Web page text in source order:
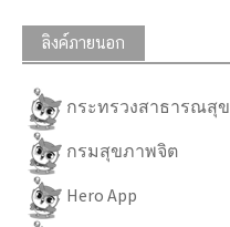
ลิงค์ภายนอก
กระทรวงสาธารณสุข
กรมสุขภาพจิต
Hero App